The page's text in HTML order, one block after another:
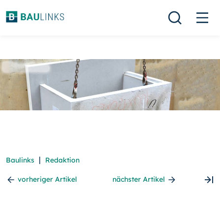
Baulinks | Redaktion
vorheriger Artikel nächster Artikel